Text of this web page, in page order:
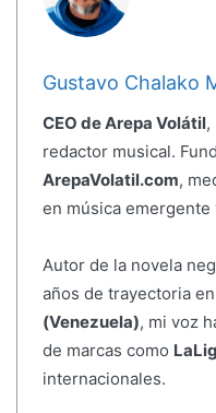
Gustavo Chalako
CEO de Arepa Volátil,
redactor musical.
ArepaVolatil.com,
en música
Autor de la novela
años de trayectoria en
(Venezuela), mi voz
de marcas como
internacionales.